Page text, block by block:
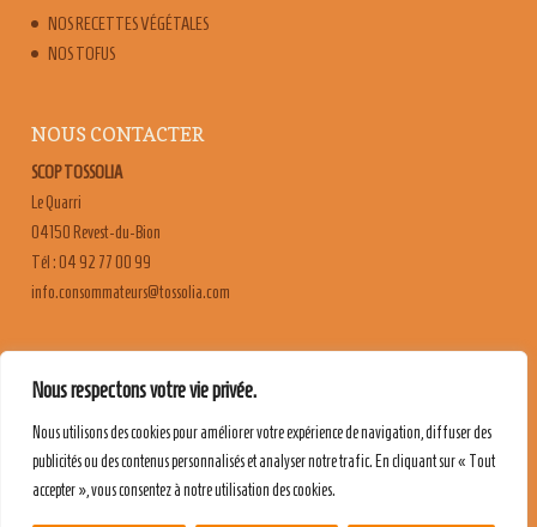
Nous respectons votre vie privée.
Nous utilisons des cookies pour améliorer votre expérience de navigation, diffuser des
publicités ou des contenus personnalisés et analyser notre trafic. En cliquant sur « Tout
accepter », vous consentez à notre utilisation des cookies.
NOS RECETTES VÉGÉTALES
NOS TOFUS
NOUS CONTACTER
SCOP TOSSOLIA
Le Quarri
04150 Revest-du-Bion
Tél : 04 92 77 00 99
moc.ailossot@sruetammosnoc.ofni
CONTACT & RECRUTEMENT
MENTIONS LÉGALES
POLITIQUE DE CONFIDENTIALITÉ